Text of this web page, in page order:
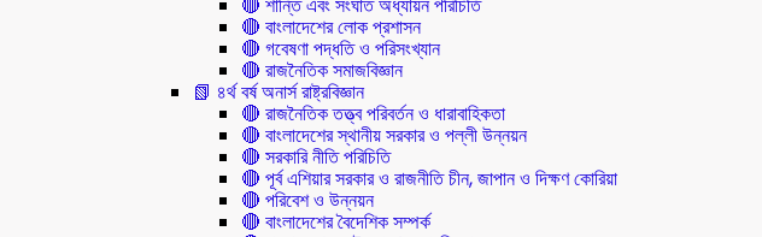
🔴 বাংলাদেশের লোক প্রশাসন
🔴 গবেষণা পদ্ধতি ও পরিসংখ্যান
🔴 রাজনৈতিক সমাজবিজ্ঞান
📗 ৪র্থ বর্ষ অনার্স রাষ্ট্রবিজ্ঞান
🔴 রাজনৈতিক তত্ত্ব পরিবর্তন ও ধারাবাহিকতা
🔴 বাংলাদেশের স্থানীয় সরকার ও পল্লী উন্নয়ন
🔴 সরকারি নীতি পরিচিতি
🔴 পূর্ব এশিয়ার সরকার ও রাজনীতি চীন, জাপান ও দিক্ষণ কোরিয়া
🔴 পরিবেশ ও উন্নয়ন
🔴 বাংলাদেশের বৈদেশিক সম্পর্ক